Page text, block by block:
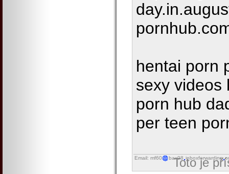
hentai porn
sexy videos
porn hub
per teen
Email: mf60 bax98 inboxforwarding
Toto je